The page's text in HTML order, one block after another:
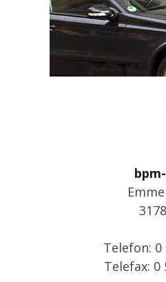
Telefon: 0
Telefax: 0